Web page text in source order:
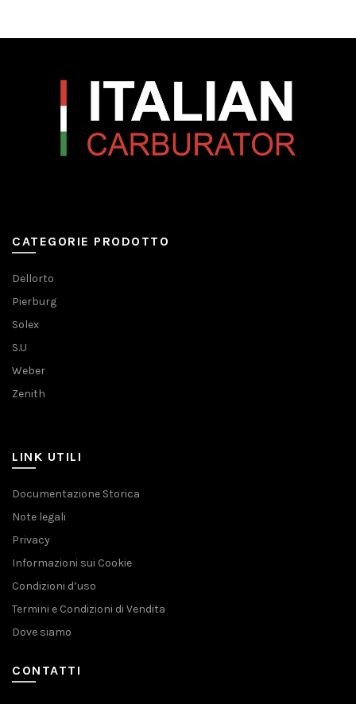
CATEGORIE PRODOTTO
Dellorto
Pierburg
Solex
S.U
Weber
Zenith
LINK UTILI
Documentazione Storica
Note legali
Privacy
Informazioni sui Cookie
Condizioni d’uso
Termini e Condizioni di Vendita
Dove siamo
CONTATTI